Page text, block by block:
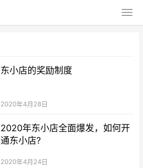
东小店的奖励制度
2020年4月28日
2020年东小店全面爆发，如何开
通东小店?
2020年4月24日